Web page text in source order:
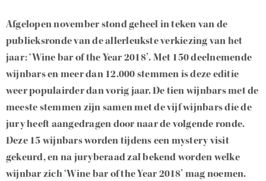
Afgelopen november stond geheel in teken van de
publieksronde van de allerleukste verkiezing van het
jaar: ‘Wine bar of the Year 2018’. Met 150 deelnemende
wijnbars en meer dan 12.000 stemmen is deze editie
weer populairder dan vorig jaar. De tien wijnbars met de
meeste stemmen zijn samen met de vijf wijnbars die de
jury heeft aangedragen door naar de volgende ronde.
Deze 15 wijnbars worden tijdens een mystery visit
gekeurd, en na juryberaad zal bekend worden welke
wijnbar zich ‘Wine bar of the Year 2018’ mag noemen.